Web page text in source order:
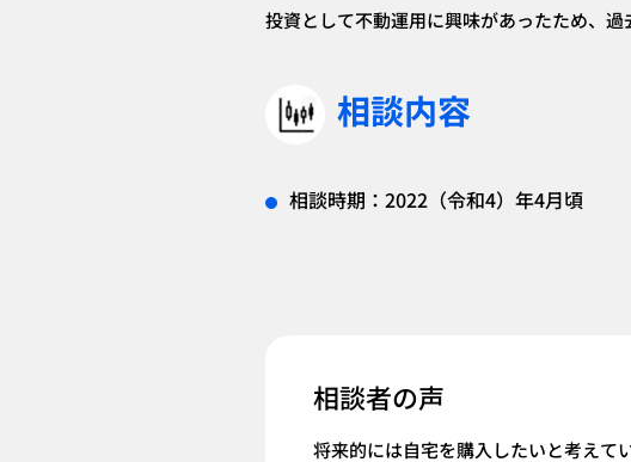
投資として不動運用に興味があったため、
相談内容
相談時期：2022（令和4）年4月頃
相談者の声
将来的には自宅を購入したいと考えて